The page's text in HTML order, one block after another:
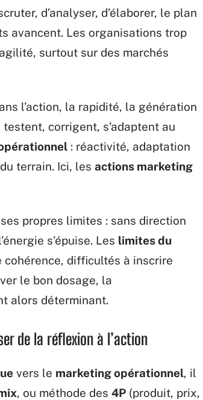
d’analyser, d’élaborer, le plan
avancent. Les organisations trop
surtout sur des marchés
l’action, la rapidité, la génération
corrigent, s’adaptent au
: réactivité, adaptation
terrain. Ici, les actions marketing
propres limites : sans direction
s’épuise. Les limites du
cohérence, difficultés à inscrire
le bon dosage, la
alors déterminant.
de la réflexion à l’action
vers le marketing opérationnel, il
, ou méthode des 4P (produit, prix,